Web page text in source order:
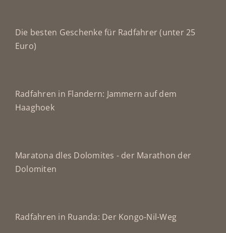
Die besten Geschenke für Radfahrer (unter 25
Euro)
Radfahren in Flandern: Jammern auf dem
Haaghoek
Maratona dles Dolomites - der Marathon der
Dolomiten
Radfahren in Ruanda: Der Kongo-Nil-Weg